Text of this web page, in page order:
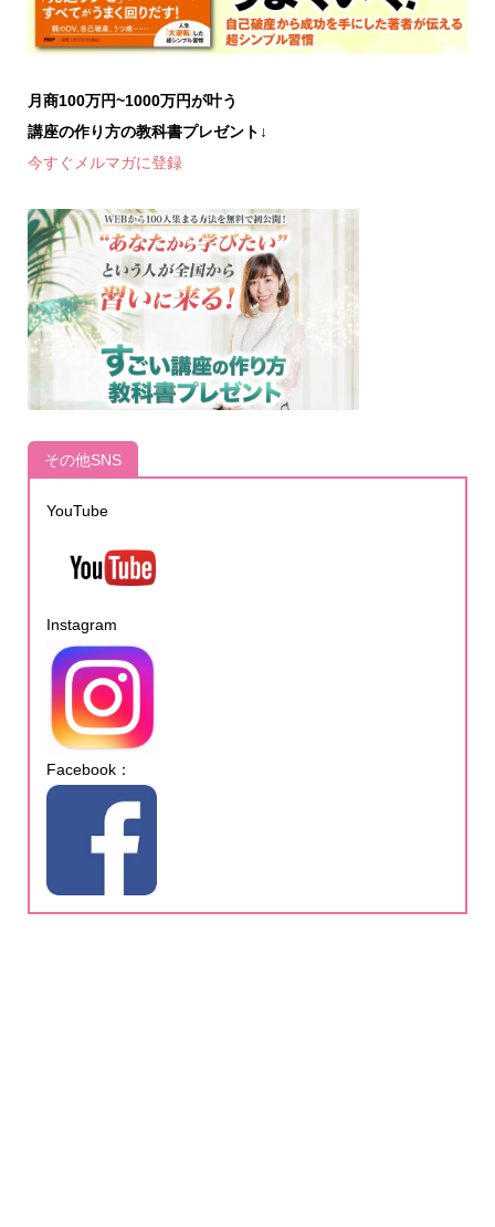
月商100万円~1000万円が叶う
講座の作り方の教科書プレゼント ↓
今すぐメルマガに登録
その他SNS
YouTube
Instagram
Facebook：